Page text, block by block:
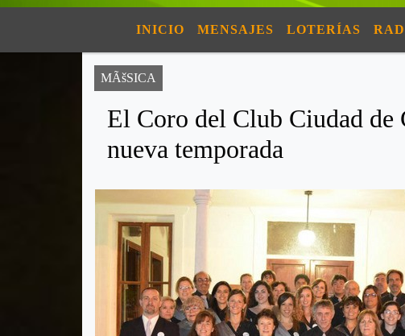
INICIO MENSAJES LOTERÍAS
MÃšSICA
El Coro del Club Ciudad de
nueva temporada